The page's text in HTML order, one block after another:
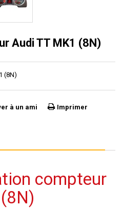
Audi TT MK1 (8N)
(8N)
à un ami Imprimer
compteur